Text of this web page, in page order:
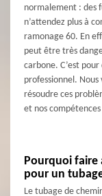
normalement : des
n’attendez plus à
ramonage 60. En
peut être très
carbone. C’est
professionnel.
résoudre ces
et nos
Pourquoi faire
pour un
Le tubage de